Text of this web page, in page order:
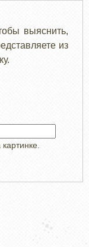
выяснить,
из